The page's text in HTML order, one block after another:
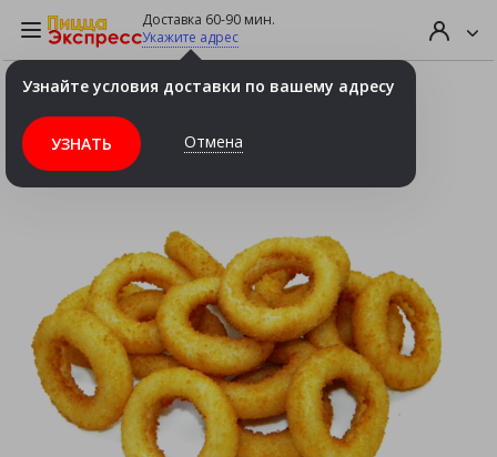
Доставка 60-90 мин.
Укажите адрес
Луковые кольца 9шт.
Узнайте условия доставки по вашему адресу
УЗНАТЬ Отмена